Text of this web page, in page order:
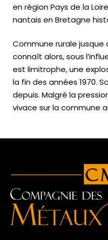
en région Pays de la
nantais en Bretagne
Commune rurale jusque
connaît alors, sous
est limitrophe, une
la fin des années 1970.
depuis. Malgré la
vivace sur la commune